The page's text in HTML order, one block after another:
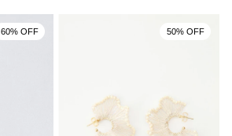
60% OFF 50% OFF